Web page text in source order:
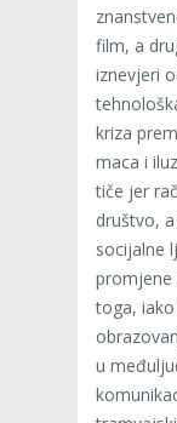
film, a
iznevjeri
kriza
maca i
tiče jer
društvo,
socijalne
promjene
toga,
u